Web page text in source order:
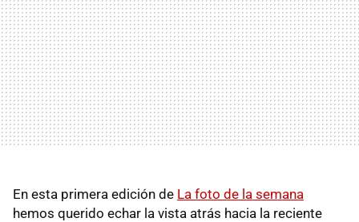
En esta primera edición de La foto de la semana
hemos querido echar la vista atrás hacia la reciente